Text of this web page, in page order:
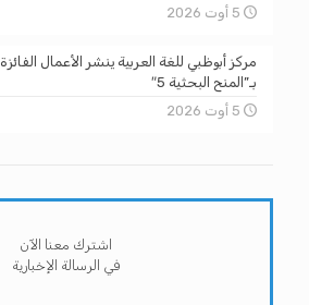
5 أوت 2026
مركز أبوظبي للغة العربية ينشر الأعمال الفائزة
بـ”المنح البحثية 5″
5 أوت 2026
اشترك معنا الآن
في الرسالة الإخبارية